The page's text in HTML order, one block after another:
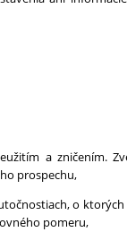
a zničením.
prospechu,
o
pomeru,